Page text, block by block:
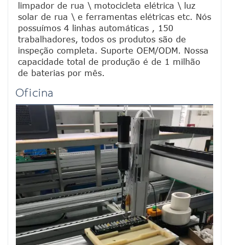
limpador de rua \ motocicleta elétrica \ luz
solar de rua \ e ferramentas elétricas etc. Nós
possuímos 4 linhas automáticas , 150
trabalhadores, todos os produtos são de
inspeção completa. Suporte OEM/ODM. Nossa
capacidade total de produção é de 1 milhão
de baterias por mês.
Oficina